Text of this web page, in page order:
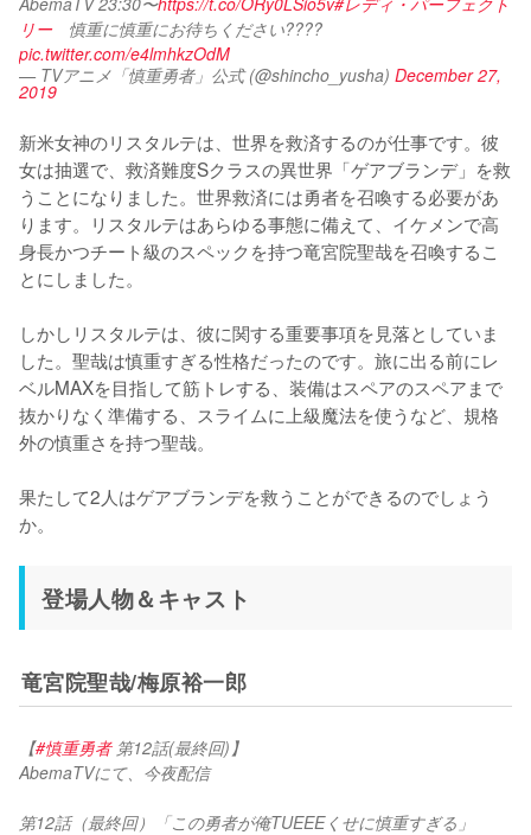
リー
pic.twitter.com/e4lmhkzOdM
— TVアニメ「慎重勇者」公式 (@shincho_yusha) December 27,
2019
新米女神のリスタルテは、世界を救済するのが仕事です。彼
女は抽選で、救済難度Sクラスの異世界「ゲアブランデ」を救
うことになりました。世界救済には勇者を召喚する必要があ
ります。リスタルテはあらゆる事態に備えて、イケメンで高
身長かつチート級のスペックを持つ竜宮院聖哉を召喚するこ
とにしました。
しかしリスタルテは、彼に関する重要事項を見落としていま
した。聖哉は慎重すぎる性格だったのです。旅に出る前にレ
ベルMAXを目指して筋トレする、装備はスペアのスペアまで
抜かりなく準備する、スライムに上級魔法を使うなど、規格
外の慎重さを持つ聖哉。
果たして2人はゲアブランデを救うことができるのでしょう
か。
登場人物＆キャスト
竜宮院聖哉/梅原裕一郎
【#慎重勇者 第12話(最終回)】
AbemaTVにて、今夜配信
第12話（最終回）「この勇者が俺TUEEEくせに慎重すぎる」